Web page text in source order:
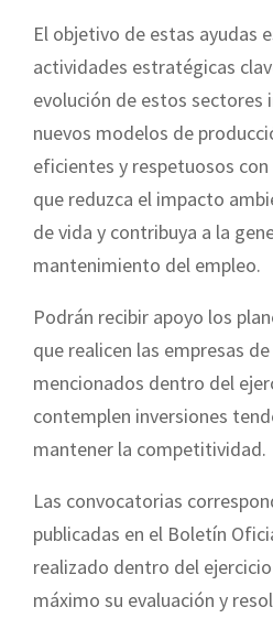
El objetivo de estas ayudas
actividades estratégicas
evolución de estos sectores
nuevos modelos de
eficientes y respetuosos
que reduzca el impacto
de vida y contribuya a la
mantenimiento del empleo.
Podrán recibir apoyo los
que realicen las empresas
mencionados dentro del
contemplen inversiones
mantener la competitividad.
Las convocatorias
publicadas en el Boletín
realizado dentro del
máximo su evaluación y